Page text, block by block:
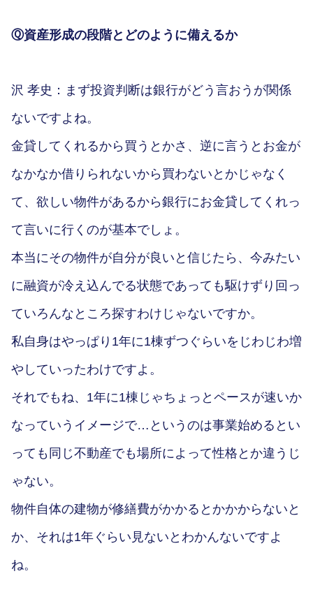
Ⓠ資産形成の段階とどのように備えるか
沢 孝史：まず投資判断は銀行がどう言おうが関係
ないですよね。
金貸してくれるから買うとかさ、逆に言うとお金が
なかなか借りられないから買わないとかじゃなく
て、欲しい物件があるから銀行にお金貸してくれっ
て言いに行くのが基本でしょ。
本当にその物件が自分が良いと信じたら、今みたい
に融資が冷え込んでる状態であっても駆けずり回っ
ていろんなところ探すわけじゃないですか。
私自身はやっぱり1年に1棟ずつぐらいをじわじわ増
やしていったわけですよ。
それでもね、1年に1棟じゃちょっとペースが速いか
なっていうイメージで…というのは事業始めるとい
っても同じ不動産でも場所によって性格とか違うじ
ゃない。
物件自体の建物が修繕費がかかるとかかからないと
か、それは1年ぐらい見ないとわかんないですよ
ね。